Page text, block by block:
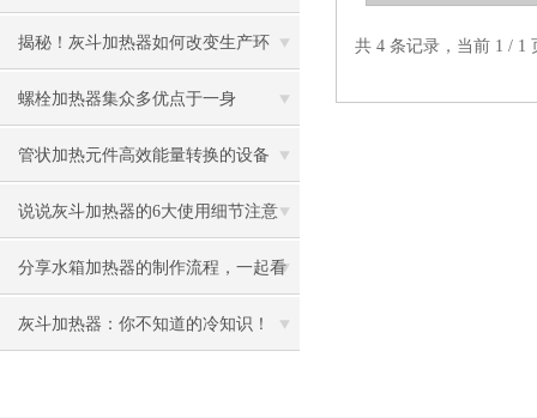
优势
揭秘！灰斗加热器如何改变生产环
境？
螺栓加热器集众多优点于一身
管状加热元件高效能量转换的设备
说说灰斗加热器的6大使用细节注意
分享水箱加热器的制作流程，一起看
看
灰斗加热器：你不知道的冷知识！
共 4 条记录，当前 1 /